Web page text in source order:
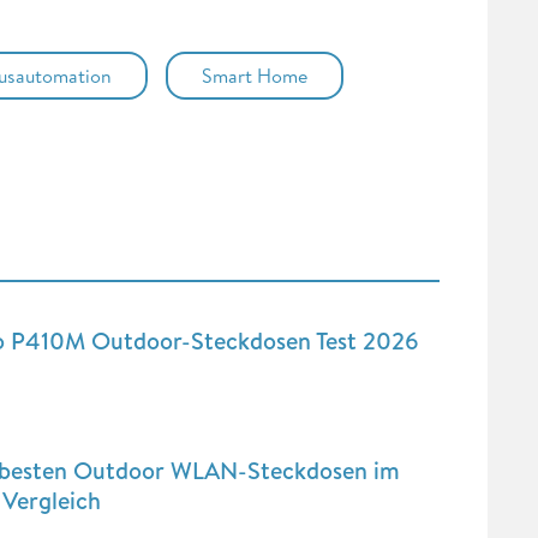
Smart Home
P410M Outdoor-Steckdosen Test 2026
Outdoor WLAN-Steckdosen im